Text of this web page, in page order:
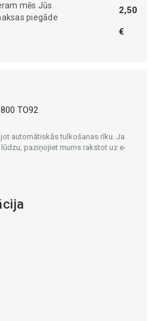
mēs Jūs
piegāde
2,50
€
TO92
automātiskās tulkošanas rīku. Ja
paziņojiet mums rakstot uz e-